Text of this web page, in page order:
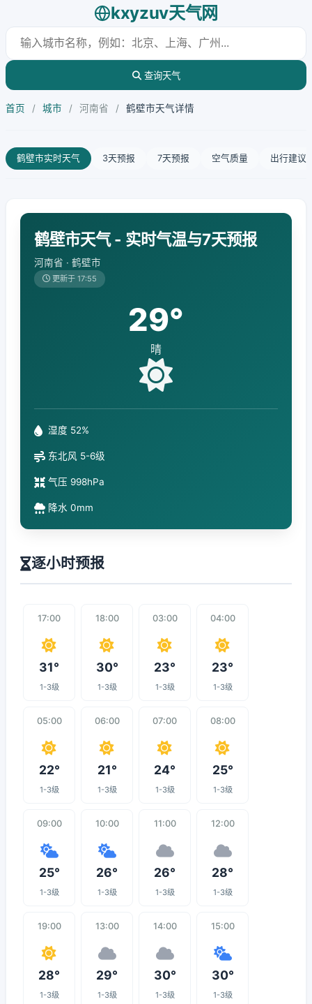
kxyzuv天气网
查询天气
首页 / 城市 / 河南省 / 鹤壁市天气详情
鹤壁市实时天气 3天预报 7天预报 空气质量 出行建议
鹤壁市天气 - 实时气温与7天预报
河南省 · 鹤壁市
更新于 17:55
29°
晴
湿度 52%
东北风 5-6级
气压 998hPa
降水 0mm
逐小时预报
17:00
31°
1-3级
18:00
30°
1-3级
03:00
23°
1-3级
04:00
23°
1-3级
05:00
22°
1-3级
06:00
21°
1-3级
07:00
24°
1-3级
08:00
25°
1-3级
09:00
25°
1-3级
10:00
26°
1-3级
11:00
26°
1-3级
12:00
28°
1-3级
19:00
28°
1-3级
13:00
29°
1-3级
14:00
30°
1-3级
15:00
30°
1-3级